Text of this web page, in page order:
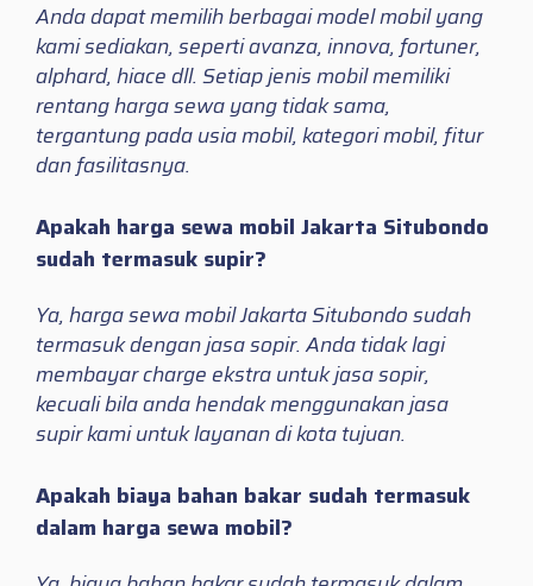
Anda dapat memilih berbagai model mobil yang
kami sediakan, seperti avanza, innova, fortuner,
alphard, hiace dll. Setiap jenis mobil memiliki
rentang harga sewa yang tidak sama,
tergantung pada usia mobil, kategori mobil, fitur
dan fasilitasnya.
Apakah harga sewa mobil Jakarta Situbondo
sudah termasuk supir?
Ya, harga sewa mobil Jakarta Situbondo sudah
termasuk dengan jasa sopir. Anda tidak lagi
membayar charge ekstra untuk jasa sopir,
kecuali bila anda hendak menggunakan jasa
supir kami untuk layanan di kota tujuan.
Apakah biaya bahan bakar sudah termasuk
dalam harga sewa mobil?